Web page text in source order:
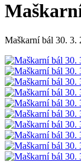
Maškarní bál 30. 3.